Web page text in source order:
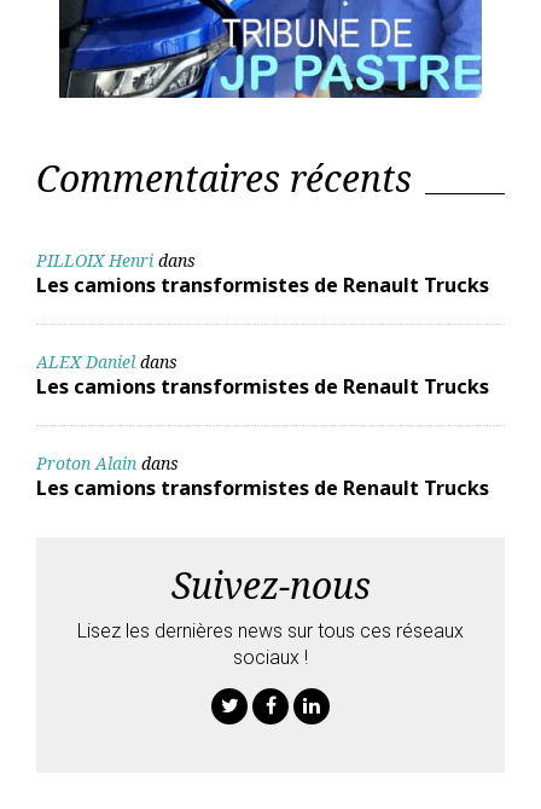
Commentaires récents
PILLOIX Henri dans
Les camions transformistes de Renault Trucks
ALEX Daniel dans
Les camions transformistes de Renault Trucks
Proton Alain dans
Les camions transformistes de Renault Trucks
Suivez-nous
Lisez les dernières news sur tous ces réseaux
sociaux !